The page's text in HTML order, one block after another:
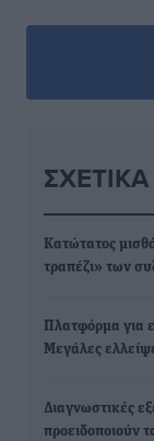
ΣΧΕΤΙΚΆ
Κατώτατος
τραπέζι» των
Πλατφόρμα για
Μεγάλες
Διαγνωστικές
προειδοποιούν